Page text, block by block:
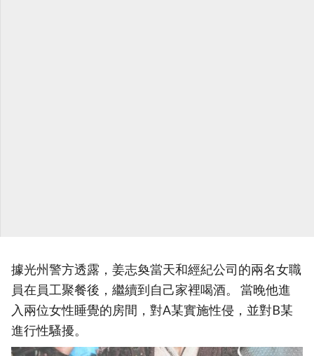
據光州警方透露，姜志奐當天和經紀公司的兩名女職
員在員工聚餐後，繼續到自己家裡喝酒。 當晚他進
入兩位女性睡覺的房間，對A某實施性侵，並對B某
進行性騷擾。